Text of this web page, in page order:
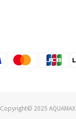
Copyright© 2025 AQUAMAX